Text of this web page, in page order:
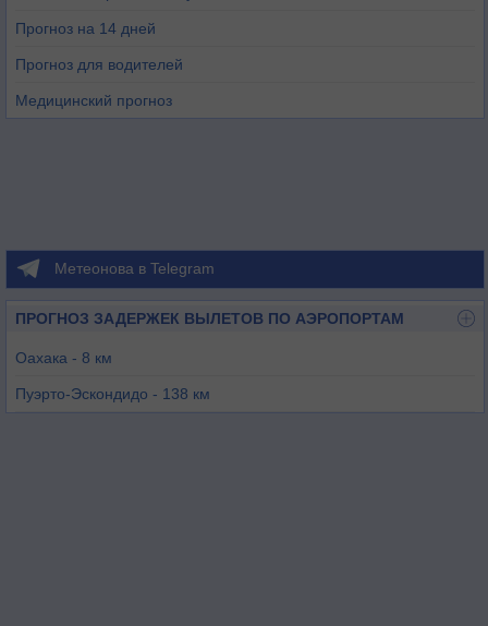
Прогноз на 14 дней
Прогноз для водителей
Медицинский прогноз
Метеонова в Telegram
ПРОГНОЗ ЗАДЕРЖЕК ВЫЛЕТОВ ПО АЭРОПОРТАМ
Оахака - 8 км
Пуэрто-Эскондидо - 138 км